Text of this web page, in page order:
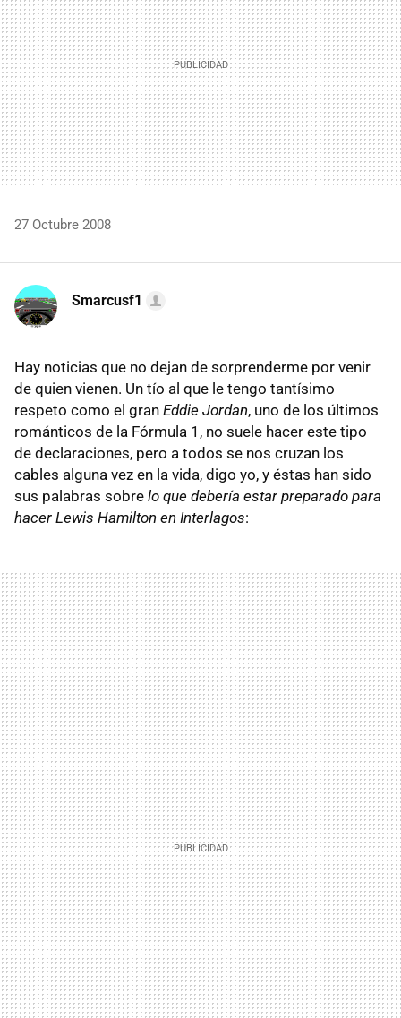
27 Octubre 2008
Smarcusf1
Hay noticias que no dejan de sorprenderme por venir
de quien vienen. Un tío al que le tengo tantísimo
respeto como el gran Eddie Jordan, uno de los últimos
románticos de la Fórmula 1, no suele hacer este tipo
de declaraciones, pero a todos se nos cruzan los
cables alguna vez en la vida, digo yo, y éstas han sido
sus palabras sobre lo que debería estar preparado para
hacer Lewis Hamilton en Interlagos: